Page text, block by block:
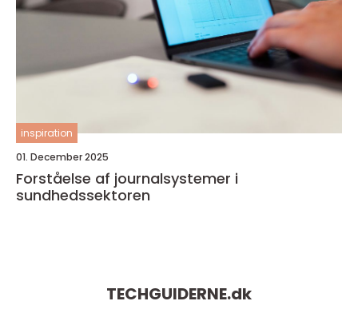
inspiration
01. December 2025
Forståelse af journalsystemer i
sundhedssektoren
TECHGUIDERNE.dk